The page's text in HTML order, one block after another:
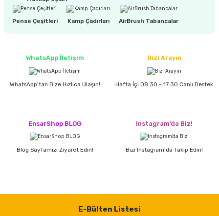
Pense Çeşitleri Kamp Çadırları AirBrush Tabancalar
WhatsApp İletişim
WhatsApp'tan Bize Hızlıca Ulaşın!
Bizi Arayın
Hafta İçi 08:30 - 17:30 Canlı Destek
EnsarShop BLOG
Blog Sayfamızı Ziyaret Edin!
Instagram’da Biz!
Bizi Instagram'da Takip Edin!
E-Bülten Listesi